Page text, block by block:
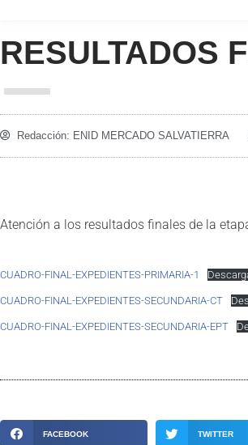
RESULTADOS
Redacción: ENID MERCADO SALVATIERRA
Atención a los resultados finales de la
CUADRO-FINAL-EXPEDIENTES-PRIMARIA-1
CUADRO-FINAL-EXPEDIENTES-SECUNDARIA-CT
CUADRO-FINAL-EXPEDIENTES-SECUNDARIA-EPT
FACEBOOK TWITTER